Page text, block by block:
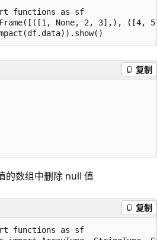
functions as sf
None, 2, 3],),
复制
的数组中删除 null 值
复制
functions as sf